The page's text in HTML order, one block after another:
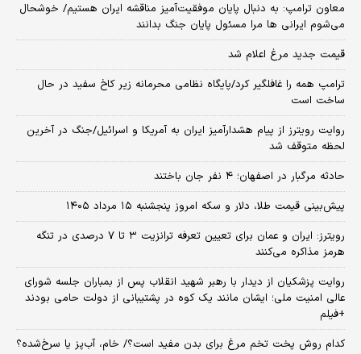
معاون ترامپ: به دنبال پایان موفقیت‌آمیز مناقشه ایران هستیم/ خوشحال
می‌شوم ایرانی ها مرا مسئول پایان جنگ بدانند
قیمت جدید مرغ اعلام شد
ترامپ همه را غافلگیر کرد/پایگاه نظامی محرمانه زیر کاخ سفید در حال
ساخت است
روایت رویترز از پیام هشدارآمیز ایران به آمریکا و اسرائیل/جنگ در آخرین
لحظه متوقف شد
حادثه مرگبار در اصفهان؛ ۴ نفر جان باختند
پیش‌بینی قیمت طلا، دلار و سکه امروز پنجشنبه ۱۵ مرداد ۱۴۰۵
رویترز: ایران و عمان برای تعیین تعرفه ترانزیت ۳ تا ۷ درصدی در تنگه
هرمز مذاکره می‌کنند
روایت پزشکیان از دیدار با رهبر شهید انقلاب پس از بمباران جلسه شورای
عالی امنیت ملی؛ ایشان مانند یک کوه در پشتیبانی از دولت حامی بودند
+فیلم
کدام روش پخت تخم مرغ برای بدن مفید است؟/ خام، آب‌پز یا سرخ‌شده؟